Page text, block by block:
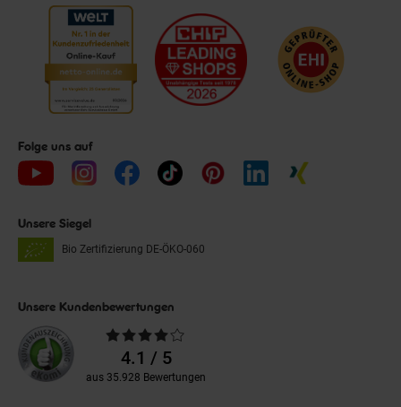
Folge uns auf
Unsere Siegel
Bio Zertifizierung DE-ÖKO-060
Unsere Kundenbewertungen
Durchschnittliche
Bewertungen4.1 / 5
aus 35.928 Bewertungen